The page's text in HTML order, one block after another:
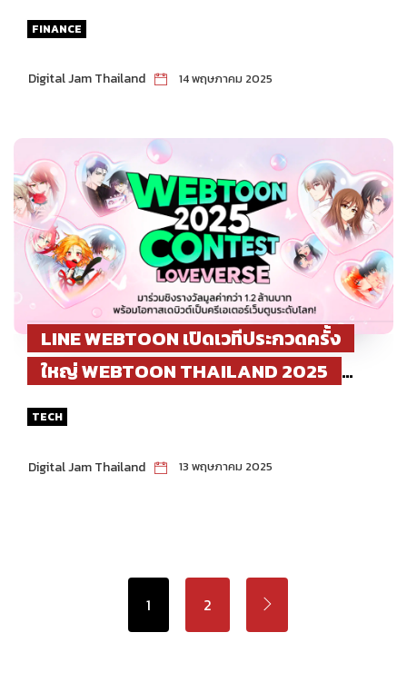
อานิสงส์บรรยากาศเจรจาการค้า
FINANCE
Digital Jam Thailand 14 พฤษภาคม 2025
LINE WEBTOON เปิดเวทีประกวดครั้ง
ใหญ่ WEBTOON THAILAND 2025
CONTEST ชวนนักเขียนไทยร่วมสร้าง
ตลาดนักอ่านระดับโลก
TECH
Digital Jam Thailand 13 พฤษภาคม 2025
1 2